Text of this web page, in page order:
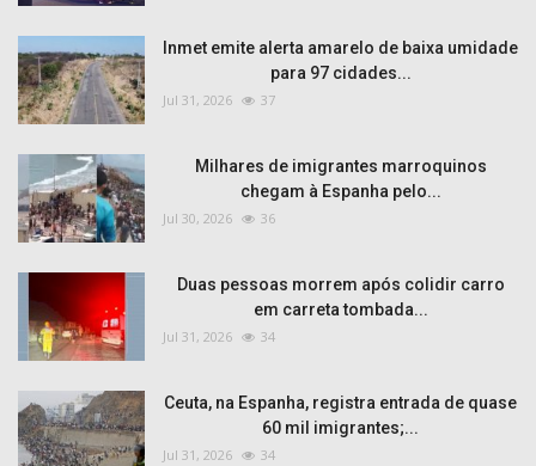
Inmet emite alerta amarelo de baixa umidade
para 97 cidades...
Jul 31, 2026 37
Milhares de imigrantes marroquinos
chegam à Espanha pelo...
Jul 30, 2026 36
Duas pessoas morrem após colidir carro
em carreta tombada...
Jul 31, 2026 34
Ceuta, na Espanha, registra entrada de quase
60 mil imigrantes;...
Jul 31, 2026 34